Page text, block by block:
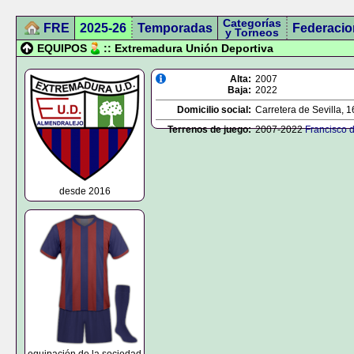
FRE 2025-26 Temporadas Categorías
y Torneos
EQUIPOS :: Extremadura Unión Deportiva
desde 2016
Alta: 2007
Baja: 2022
Domicilio social: Carretera de Sevilla,
Terrenos de juego: 2007-2022Francisco